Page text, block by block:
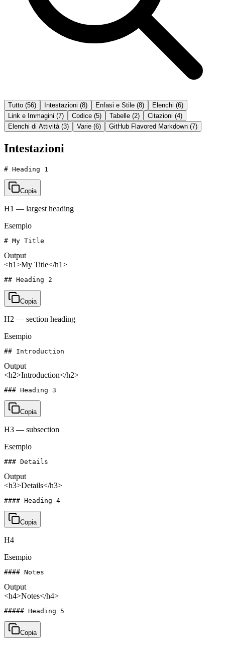
Tutto (56) Intestazioni (8) Enfasi e Stile (8) Elenchi (6)
Link e Immagini (7) Codice (5) Tabelle (2) Citazioni (4)
Elenchi di Attività (3) Varie (6) GitHub Flavored Markdown (7)
Intestazioni
# Heading 1
Copia
H1 — largest heading
Esempio
# My Title
Output
<h1>My Title</h1>
## Heading 2
Copia
H2 — section heading
Esempio
## Introduction
Output
<h2>Introduction</h2>
### Heading 3
Copia
H3 — subsection
Esempio
### Details
Output
<h3>Details</h3>
#### Heading 4
Copia
H4
Esempio
#### Notes
Output
<h4>Notes</h4>
##### Heading 5
Copia